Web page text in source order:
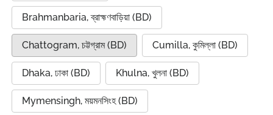
Brahmanbaria, ব্রাহ্মণবাড়িয়া (BD)
Chattogram, চট্টগ্রাম (BD) Cumilla, কুমিল্লা (BD)
Dhaka, ঢাকা (BD) Khulna, খুলনা (BD)
Mymensingh, ময়মনসিংহ (BD)